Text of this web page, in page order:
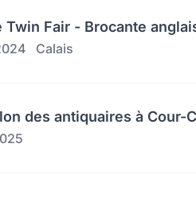
Twin Fair - Brocante
Calais
des antiquaires à Cour-